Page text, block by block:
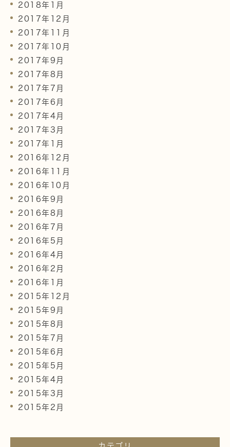
2018年1月
2017年12月
2017年11月
2017年10月
2017年9月
2017年8月
2017年7月
2017年6月
2017年4月
2017年3月
2017年1月
2016年12月
2016年11月
2016年10月
2016年9月
2016年8月
2016年7月
2016年5月
2016年4月
2016年2月
2016年1月
2015年12月
2015年9月
2015年8月
2015年7月
2015年6月
2015年5月
2015年4月
2015年3月
2015年2月